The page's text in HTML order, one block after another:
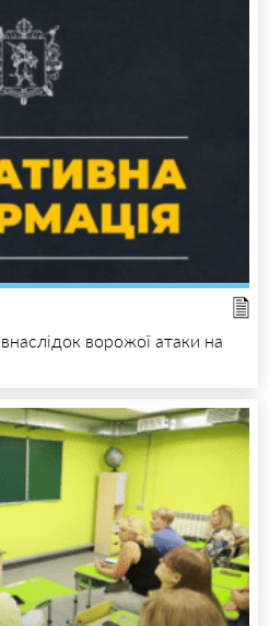
ворожої атаки на